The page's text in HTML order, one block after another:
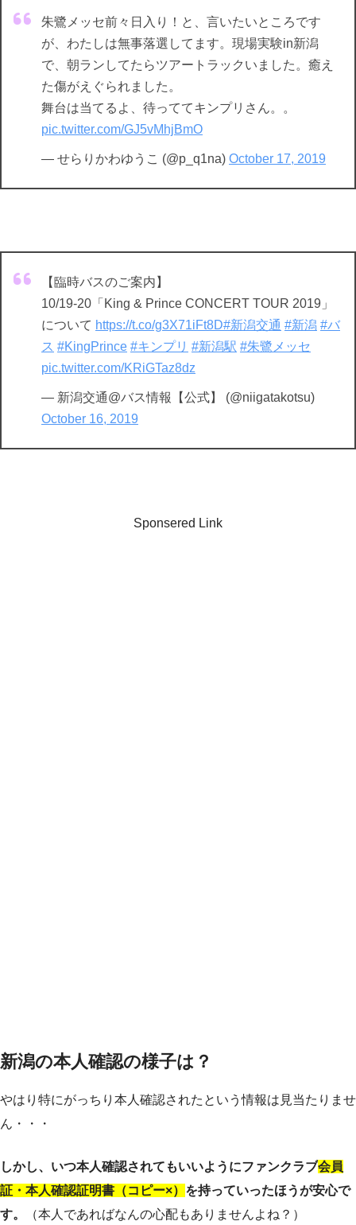
朱鷺メッセ前々日入り！と、言いたいところです
が、わたしは無事落選してます。現場実験in新潟
で、朝ランしてたらツアートラックいました。癒え
た傷がえぐられました。
舞台は当てるよ、待っててキンプリさん。。
pic.twitter.com/GJ5vMhjBmO
— せらりかわゆうこ (@p_q1na) October 17, 2019
【臨時バスのご案内】
10/19-20「King & Prince CONCERT TOUR 2019」
について https://t.co/g3X71iFt8D#新潟交通 #新潟 #バ
ス #KingPrince #キンプリ #新潟駅 #朱鷺メッセ
pic.twitter.com/KRiGTaz8dz
— 新潟交通@バス情報【公式】 (@niigatakotsu)
October 16, 2019
Sponsered Link
新潟の本人確認の様子は？
やはり特にがっちり本人確認されたという情報は見当たりませ
ん・・・
しかし、いつ本人確認されてもいいようにファンクラブ会員
証・本人確認証明書（コピー×） を持っていったほうが安心で
す。
（本人であればなんの心配もありませんよね？）